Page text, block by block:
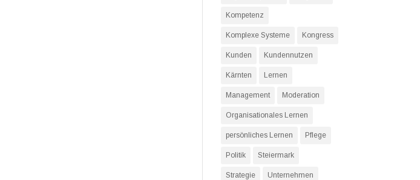
Kompetenz
Komplexe Systeme Kongress
Kunden Kundennutzen
Kärnten Lernen
Management Moderation
Organisationales Lernen
persönliches Lernen Pflege
Politik Steiermark
Strategie Unternehmen